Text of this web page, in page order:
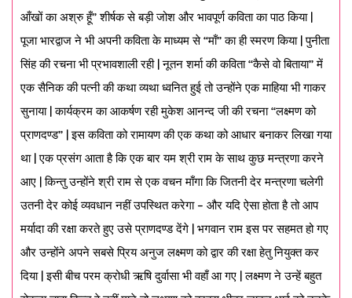
आँखों का अश्रु हूँ” शीर्षक से बड़ी जोश और भावपूर्ण कविता का पाठ किया |
पूजा भारद्वाज ने भी अपनी कविता के माध्यम से “माँ” का ही स्मरण किया | पुनीता
सिंह की रचना भी प्रभावशाली रही | नूतन शर्मा की कविता “कैसे वो बिताया” में
एक सैनिक की पत्नी की कथा व्यथा ध्वनित हुई तो उन्होंने एक माहिया भी गाकर
सुनाया | कार्यक्रम का आकर्षण रही मुकेश आनन्द जी की रचना “लक्ष्मण को
प्राणदण्ड” | इस कविता को रामायण की एक कथा को आधार बनाकर लिखा गया
था | एक प्रसंग आता है कि एक बार यम श्री राम के साथ कुछ मन्त्रणा करने
आए | किन्तु उन्होंने श्री राम से एक वचन माँगा कि जितनी देर मन्त्रणा चलेगी
उतनी देर कोई व्यवधान नहीं उपस्थित करेगा – और यदि ऐसा होता है तो आप
मर्यादा की रक्षा करते हुए उसे प्राणदण्ड देंगे | भगवान राम इस पर सहमत हो गए
और उन्होंने अपने सबसे प्रिय अनुज लक्ष्मण को द्वार की रक्षा हेतु नियुक्त कर
दिया | इसी बीच परम क्रोधी ऋषि दुर्वासा भी वहाँ आ गए | लक्ष्मण ने उन्हें बहुत